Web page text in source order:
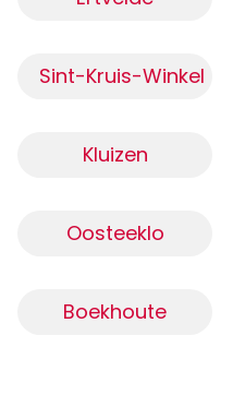
Sint-Kruis-Winkel
Kluizen
Oosteeklo
Boekhoute